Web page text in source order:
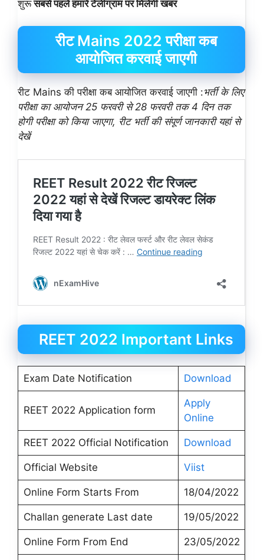
शुरूसबसे पहले हमारे टेलीग्राम पर मिलेगी खबर
रीट Mains 2022 परीक्षा कब
आयोजित करवाई जाएगी
रीट Mains की परीक्षा कब आयोजित करवाई जाएगी :भर्ती के लिए
परीक्षा का आयोजन 25 फरवरी से 28 फरवरी तक 4 दिन तक
होगी परीक्षा को किया जाएगा, रीट भर्ती की संपूर्ण जानकारी यहां से
देखें
REET 2022 Important Links
Exam Date Notification Download
REET 2022 Application form
Apply
Online
REET 2022 Official Notification Download
Official Website Viist
Online Form Starts From 18/04/2022
Challan generate Last date 19/05/2022
Online Form From End 23/05/2022